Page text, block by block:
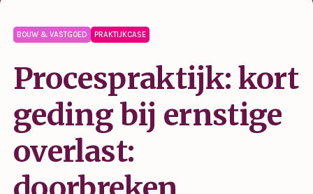
BOUW & VASTGOED PRAKTIJKCASE
Procespraktijk: kort
geding bij ernstige
overlast: